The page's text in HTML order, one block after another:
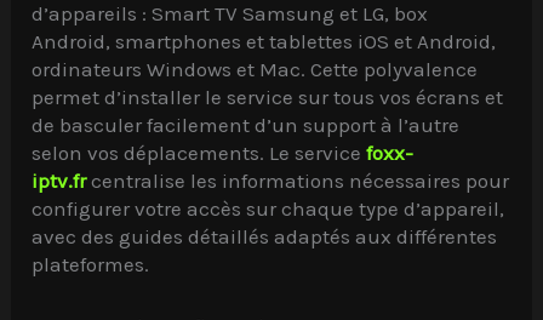
d’appareils : Smart TV Samsung et LG, box
Android, smartphones et tablettes iOS et Android,
ordinateurs Windows et Mac. Cette polyvalence
permet d’installer le service sur tous vos écrans et
de basculer facilement d’un support à l’autre
selon vos déplacements. Le servicefoxx-
iptv.frcentralise les informations nécessaires pour
configurer votre accès sur chaque type d’appareil,
avec des guides détaillés adaptés aux différentes
plateformes.